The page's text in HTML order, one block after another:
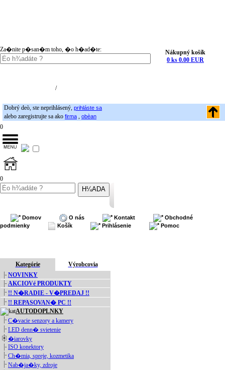
Za�nite p�san�m toho, �o h�ad�te:
Nákupný košík
0 ks 0.00 EUR
/
Dobrý deò, ste neprihlásený, prihláste sa
alebo zaregistrujte sa ako firma , obèan
0
0
Domov O nás Kontakt
Obchodné
podmienky
Košík Prihlásenie Pomoc
Kategórie
Výrobcovia
NOVINKY
AKCIOVé PRODUKTY
!! N�RADIE - V�PREDAJ !!
!! REPASOVAN� PC !!
AUTODOPLNKY
C�vacie senzory a kamery
LED denn� svietenie
�iarovky
ISO konektory
Ch�mia, spreje, kozmetika
Nab�ja�ky, zdroje